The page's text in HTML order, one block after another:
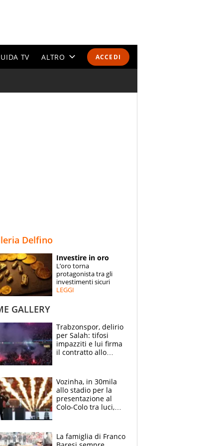
ACCEDI
TV ALTRO
ESPERTI
CONTATTI
Delfino
Investire in oro
L’oro torna
protagonista tra gli
investimenti sicuri
LEGGI
GALLERY
Trabzonspor, delirio
per Salah: tifosi
impazziti e lui firma
il contratto allo
Vozinha, in 30mila
allo stadio per la
presentazione al
Colo-Colo tra luci,
La famiglia di Franco